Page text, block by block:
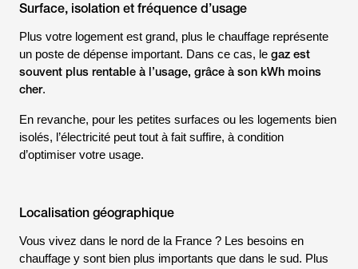
Surface, isolation et fréquence d’usage
Plus votre logement est grand, plus le chauffage représente
un poste de dépense important. Dans ce cas, le gaz est
souvent plus rentable à l’usage, grâce à son kWh moins
cher.
En revanche, pour les petites surfaces ou les logements bien
isolés, l’électricité peut tout à fait suffire, à condition
d’optimiser votre usage.
Localisation géographique
Vous vivez dans le nord de la France ? Les besoins en
chauffage y sont bien plus importants que dans le sud. Plus